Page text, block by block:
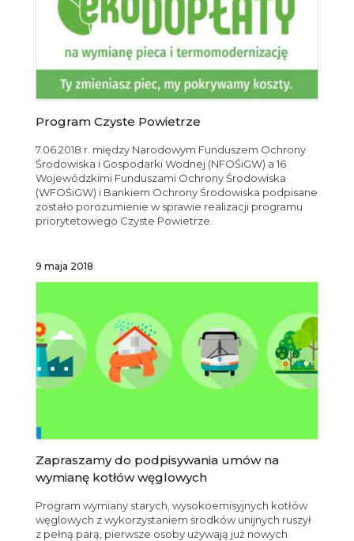
Program Czyste Powietrze
7.06.2018 r. między Narodowym Funduszem Ochrony
Środowiska i Gospodarki Wodnej (NFOŚiGW) a 16
Wojewódzkimi Funduszami Ochrony Środowiska
(WFOŚiGW) i Bankiem Ochrony Środowiska podpisane
zostało porozumienie w sprawie realizacji programu
priorytetowego Czyste Powietrze.
9 maja 2018
Zapraszamy do podpisywania umów na
wymianę kotłów węglowych
Program wymiany starych, wysokoemisyjnych kotłów
węglowych z wykorzystaniem środków unijnych ruszył
z pełną parą, pierwsze osoby używają już nowych